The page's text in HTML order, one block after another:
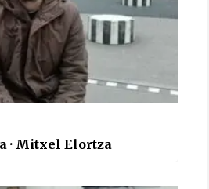
· Mitxel Elortza